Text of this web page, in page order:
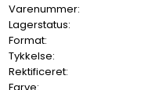
Varenummer:
Lagerstatus:
Format:
Tykkelse:
Rektificeret: